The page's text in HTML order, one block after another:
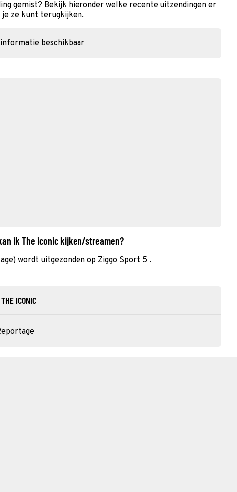
gemist? Bekijk hieronder welke recente uitzendingen er
je ze kunt terugkijken.
beschikbaar
ik The iconic kijken/streamen?
wordt uitgezonden op Ziggo Sport 5 .
ICONIC